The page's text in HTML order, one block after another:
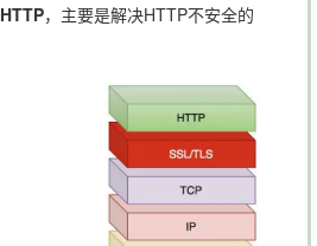
HTTP，主要是解决HTTP不安全的